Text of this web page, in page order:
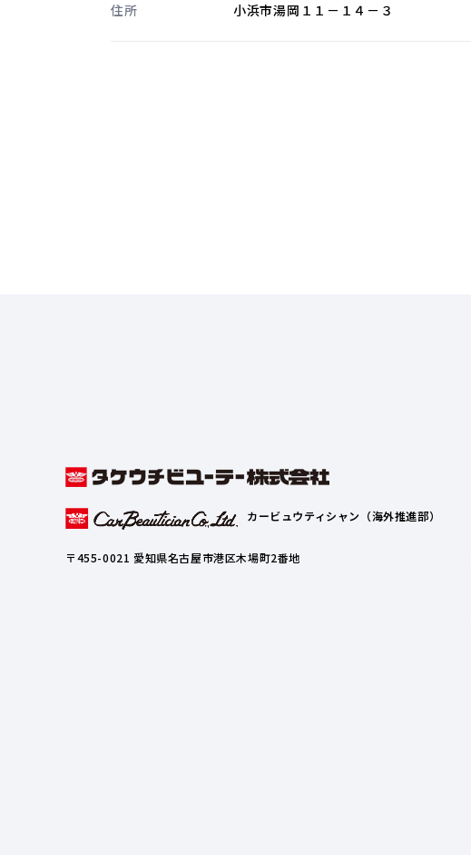
住所 小浜市湯岡１１－１４－３
カービュウティシャン（海外推進部）
〒455-0021 愛知県名古屋市港区木場町2番地